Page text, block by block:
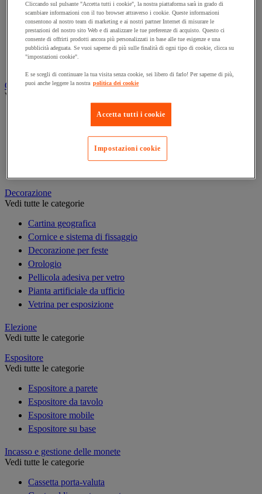
Busta e smistamento della posta
Carta, scheda Bristol e biglietto da visita
Piccole forniture
Quaderno, blocco note e Post-it®
Scrittura
Classificazione e archiviazione
Vedi tutte le categorie
Accessori per classificazione per l'ufficio
Decorazione
Vedi tutte le categorie
Cartina geografica
Cornice e sistema di fissaggio
Decorazione per feste
Orologio
Pellicola adesiva per vetro
Pianta artificiale da ufficio
Vetrina per esposizione
Elezione
Vedi tutte le categorie
Espositore
Vedi tutte le categorie
Espositore a parete
Espositore da tavolo
Espositore mobile
Espositore su base
Incasso e gestione delle monete
Vedi tutte le categorie
Cassetta porta-valuta
Cliccando sul pulsante "Accetta tutti i cookie", la nostra piattaforma sarà in grado di
scambiare informazioni con il tuo browser attraverso i cookie. Queste informazioni
consentono al nostro team di marketing e ai nostri partner Internet di misurare le
prestazioni del nostro sito Web e di analizzare le tue preferenze di acquisto. Questo ci
consente di offrirti prodotti ancora più personalizzati in base alle tue esigenze e una
pubblicità adeguata. Se vuoi saperne di più sulle finalità di ogni tipo di cookie, clicca su
"impostazioni cookie".
E se scegli di continuare la tua visita senza cookie, sei libero di farlo! Per saperne di più,
puoi anche leggere la nostra politica dei cookie
Accetta tutti i cookie
Impostazioni cookie